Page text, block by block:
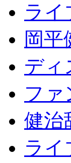
ライ
岡平
ディ
ファ
健治
ライ